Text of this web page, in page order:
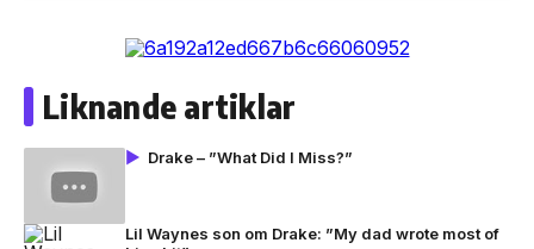
Liknande artiklar
Drake – ”What Did I Miss?”
Lil Waynes son om Drake: ”My dad wrote most of